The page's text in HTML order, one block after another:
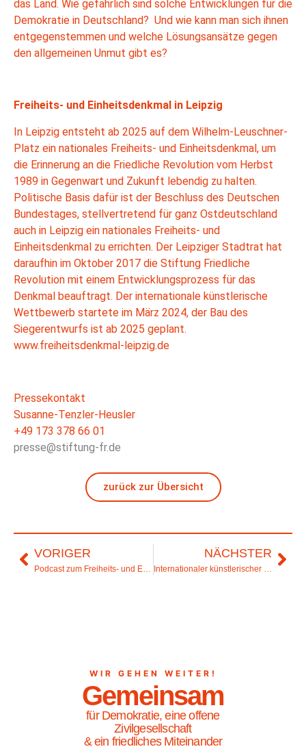
das Land. Wie gefährlich sind solche Entwicklungen für die
Demokratie in Deutschland? Und wie kann man sich ihnen
entgegenstemmen und welche Lösungsansätze gegen
den allgemeinen Unmut gibt es?
Freiheits- und Einheitsdenkmal in Leipzig
In Leipzig entsteht ab 2025 auf dem Wilhelm-Leuschner-
Platz ein nationales Freiheits- und Einheitsdenkmal, um
die Erinnerung an die Friedliche Revolution vom Herbst
1989 in Gegenwart und Zukunft lebendig zu halten.
Politische Basis dafür ist der Beschluss des Deutschen
Bundestages, stellvertretend für ganz Ostdeutschland
auch in Leipzig ein nationales Freiheits- und
Einheitsdenkmal zu errichten. Der Leipziger Stadtrat hat
daraufhin im Oktober 2017 die Stiftung Friedliche
Revolution mit einem Entwicklungsprozess für das
Denkmal beauftragt. Der internationale künstlerische
Wettbewerb startete im März 2024, der Bau des
Siegerentwurfs ist ab 2025 geplant.
www.freiheitsdenkmal-leipzig.de
Pressekontakt
Susanne-Tenzler-Heusler
+49 173 378 66 01
presse@stiftung-fr.de
zurück zur Übersicht
VORIGER
Podcast zum Freiheits- und Einheitsdenkmal in Leipzig
NÄCHSTER
Internationaler künstlerischer Wettbewerb für das Freiheits- und Einheitsdenkmal in Leipzig
WIR GEHEN WEITER!
Gemeinsam
für Demokratie, eine offene
Zivilgesellschaft
& ein friedliches Miteinander